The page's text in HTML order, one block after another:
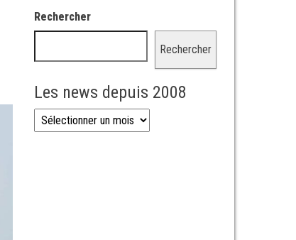
Rechercher
Rechercher
Les news depuis 2008
Les news depuis 2008